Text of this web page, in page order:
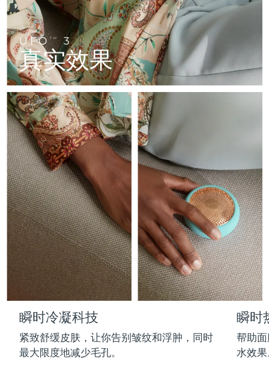
UFOTM 3
真实效果
瞬时冷凝科技
紧致舒缓皮肤，让你告别皱纹和浮肿，同时
最大限度地减少毛孔。
瞬时
帮助
水效
LUNA™ 护肤
Premium cleansers & balm
LUNA™ 设备
All facial cleansing devices
面膜
Rejuvenation & hydration
UFO™ 设备
All deep facial hydration devices
issa™ Teeth Whitening Set
Dual LED + sonic device & 18% PAP gel
ISSA™ 设备
All silicone sonic toothbrushes
FAQ™ 103
Luxurious clinical anti-aging set
FAQ™ P1 Primer
Manuka honey primer
FAQ™护肤品
All FAQ™ skincare
FAQ™产品
All anti-aging treatments
FAQ™ 211
Anti-aging neck & décolleté LED mask
FAQ™ 221
Anti-aging LED hand mask
FAQ™护肤品
All FAQ™ skincare
FAQ™产品
All LED treatments
FAQ™ Scalp Serum
Scalp recovery probiotic serum
FAQ™护肤品
All FAQ™ skincare
FAQ™产品
All hair treatments
FAQ™ 502
Full-Spectrum Red Light Therapy
FAQ™ Red Light Serum
FAQ™ skincare
All FAQ™ skincare
FAQ™ products
All toning treatments
保健品
专业治疗
脱毛
PEACH™ 2 Pro Max
Professional IPL hair removal device
PEACH™ 2
IPL hair removal
PEACH™ 2 go
Travel-friendly IPL hair removal
PEACH™ Cooling Prep Gel
Cooling IPL hair removal gel
身体护理
BEAR™ 2 body
Microcurrent body toning
LUNA™ 4 body
Massaging body brush
SUPERCHARGED™ serum
Firming body serum
痘肌护理
ESPADA™ 2 plus
Recurring acne LED therapy
ESPADA™ 2
Acne treatment device
ESPADA™ Blemish Solution
眼部护理
BEAR™ 2 eyes & lips
Microcurrent line smoothing device
IRIS™ 2
Rejuvenating eye massager
眼部护肤
毛孔护理
KIWI™ derma
Diamond microdermabrasion .
KIWI™
护发
LUNA™ 4 hair
2-in-1 LED scalp massager
FLIP™ play advanced
牙齿美白
捷克 预计送达日期8/8/26
丹麦 预计送达日期
爱沙尼亚 预计送达日期8/8/26
芬兰
法国 预计送达日期
法属波利尼西亚
德国 预计送达日期8/8/26
直布罗陀 预计送达日期8/12/26
希腊 预计送达日期8/8/26
中国香港特别行政区 预计送达日期8/9/26
预计送达日期8/8/26
冰岛 8/9/26
印度尼西亚 8/6/26